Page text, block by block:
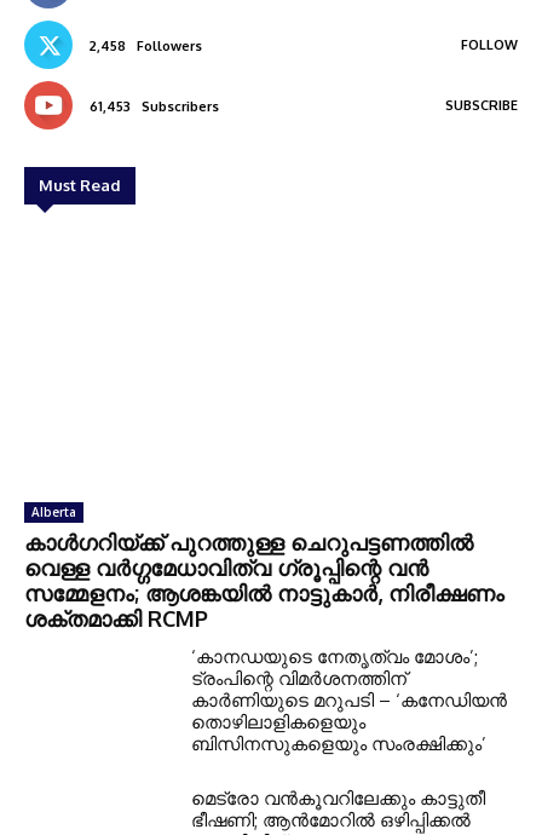
2,458 Followers FOLLOW
61,453 Subscribers SUBSCRIBE
Must Read
Alberta
കാൾഗറിയ്ക്ക് പുറത്തുള്ള ചെറുപട്ടണത്തിൽ
വെള്ള വർഗ്ഗമേധാവിത്വ ഗ്രൂപ്പിന്റെ വൻ
സമ്മേളനം; ആശങ്കയിൽ നാട്ടുകാർ, നിരീക്ഷണം
ശക്തമാക്കി RCMP
‘കാനഡയുടെ നേതൃത്വം മോശം’;
ട്രംപിന്റെ വിമർശനത്തിന്
കാർണിയുടെ മറുപടി – ‘കനേഡിയൻ
തൊഴിലാളികളെയും
ബിസിനസുകളെയും സംരക്ഷിക്കും’
മെട്രോ വൻകൂവറിലേക്കും കാട്ടുതീ
ഭീഷണി; ആൻമോറിൽ ഒഴിപ്പിക്കൽ